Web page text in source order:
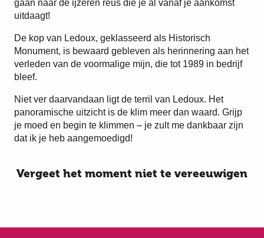
gaan naar de ijzeren reus die je al vanaf je aankomst
uitdaagt!
De kop van Ledoux, geklasseerd als Historisch
Monument, is bewaard gebleven als herinnering aan het
verleden van de voormalige mijn, die tot 1989 in bedrijf
bleef.
Niet ver daarvandaan ligt de terril van Ledoux. Het
panoramische uitzicht is de klim meer dan waard. Grijp
je moed en begin te klimmen – je zult me dankbaar zijn
dat ik je heb aangemoedigd!
Vergeet het moment niet te vereeuwigen